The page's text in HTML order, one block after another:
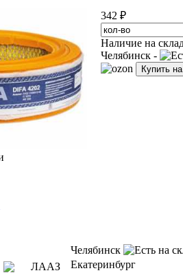
342 ₽
Наличие на
Челябинск -
Купить
ЛААЗ
Челябинск
Екатеринбург